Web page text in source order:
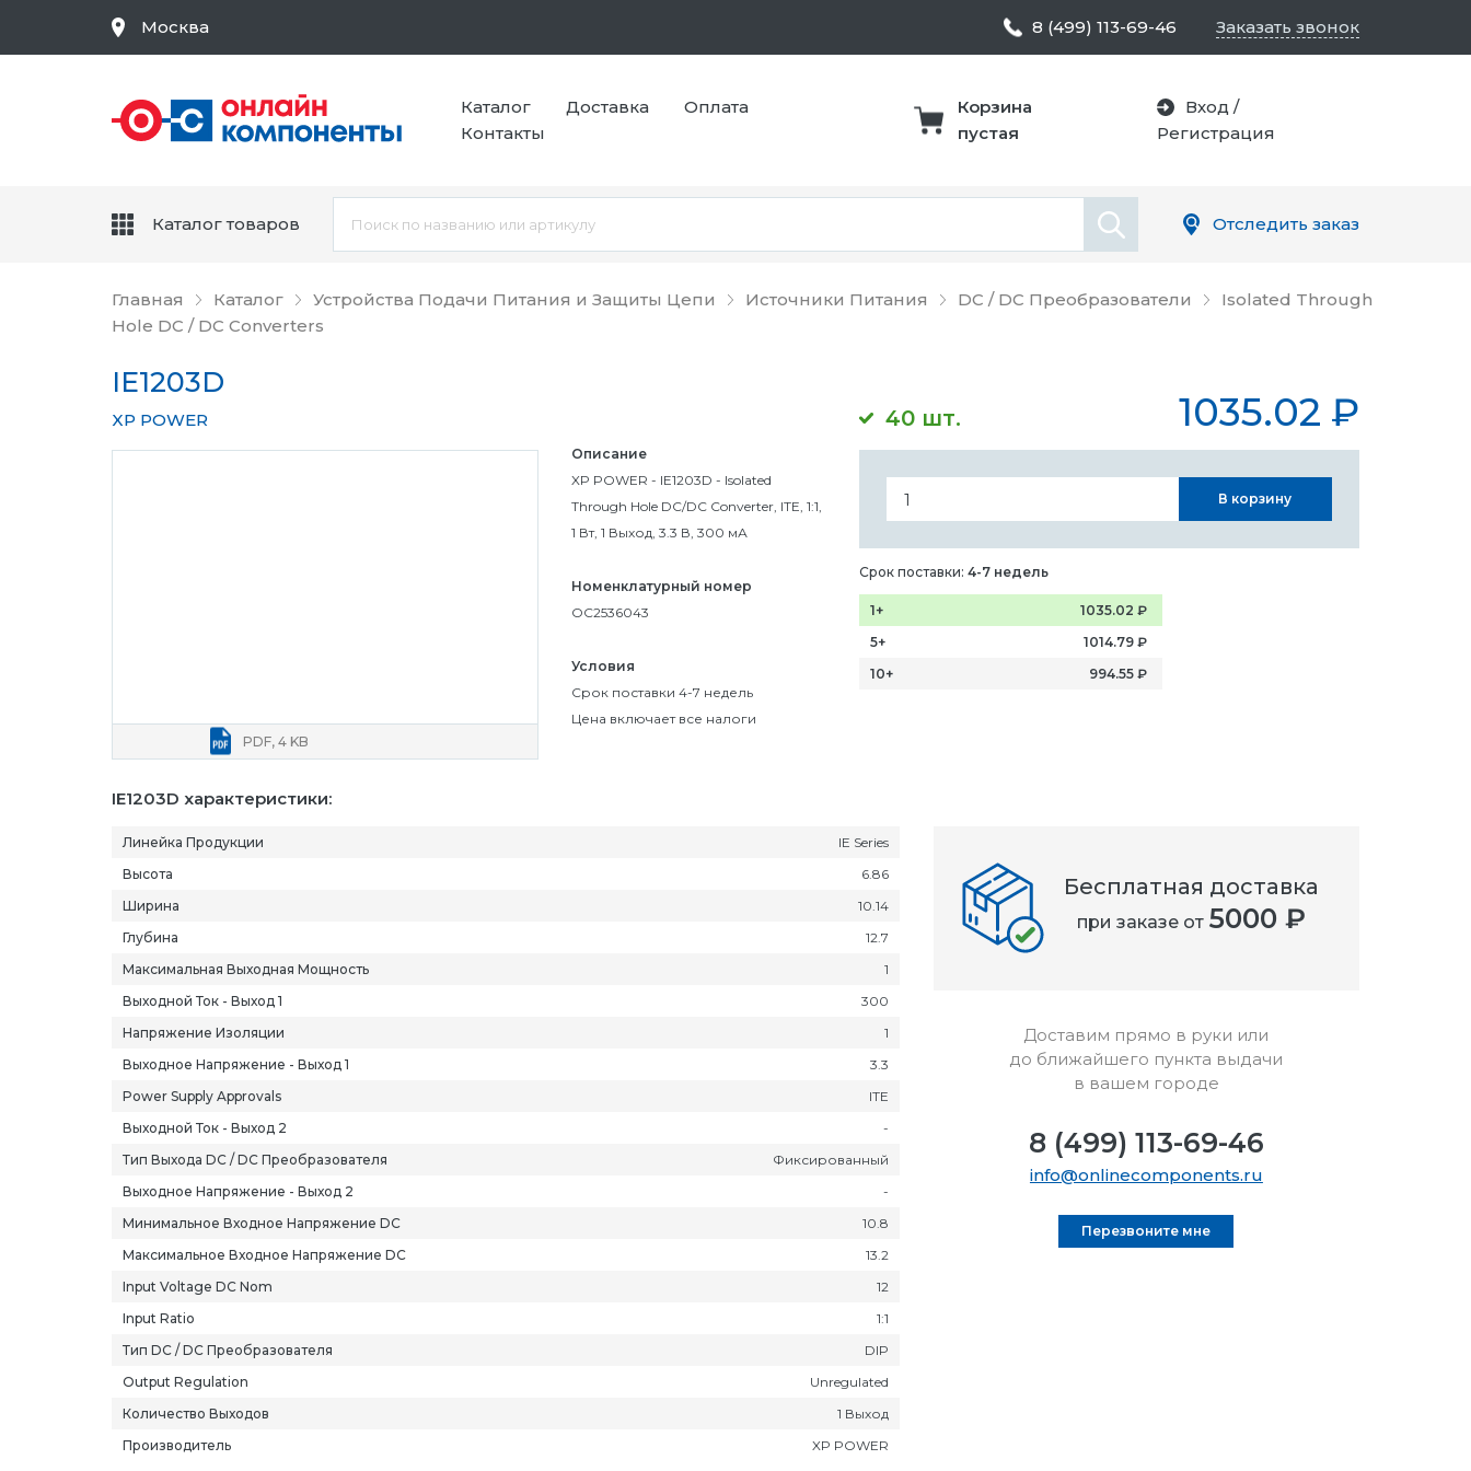
Главная Каталог Устройства Подачи Питания и Защиты Цепи Источники Питания DC / DC Преобразователи
Isolated Through
Hole DC / DC Converters
IE1203D
XP POWER 40 шт. 1035.02 ₽
PDF, 4 KB
Описание
XP POWER - IE1203D - Isolated
Through Hole DC/DC Converter, ITE, 1:1,
1 Вт, 1 Выход, 3.3 В, 300 мА
Номенклатурный номер
OC2536043
Условия
Срок поставки 4-7 недель
Цена включает все налоги
В корзину
Срок поставки: 4-7 недель
1+ 1035.02 ₽
5+
1014.79₽
10+
994.55₽
IE1203D характеристики:
Линейка Продукции
IE Series
Высота
6.86
Ширина
10.14
Глубина
12.7
Максимальная Выходная Мощность
1
Выходной Ток - Выход 1
300
Напряжение Изоляции
1
Выходное Напряжение - Выход 1
3.3
Power Supply Approvals
ITE
Выходной Ток - Выход 2
-
Тип Выхода DC / DC Преобразователя
Фиксированный
Выходное Напряжение - Выход 2
-
Минимальное Входное Напряжение DC
10.8
Максимальное Входное Напряжение DC
13.2
Input Voltage DC Nom
12
Input Ratio
1:1
Тип DC / DC Преобразователя
DIP
Output Regulation
Unregulated
Количество Выходов
1 Выход
Производитель
XP POWER
Бесплатная доставка
при заказе от 5000 ₽
Доставим прямо в руки или
до ближайшего пункта выдачи
в вашем городе
8 (499) 113-69-46
info@onlinecomponents.ru
Перезвоните мне
Москва 8 (499) 113-69-46 Заказать звонок
Каталог Доставка
Оплата
Контакты
Корзина
пустая
Вход /
Регистрация
Каталог товаров Отследить заказ